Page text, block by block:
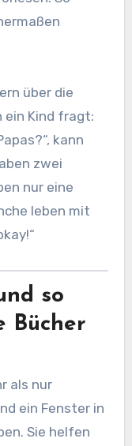
über die
ein Kind fragt:
kann
zwei
nur eine
leben mit
so
Bücher
als nur
ein Fenster in
Sie helfen